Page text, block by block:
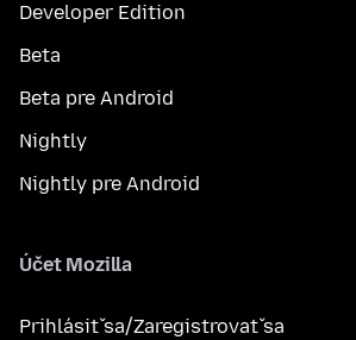
Developer Edition
Beta
Beta pre Android
Nightly
Nightly pre Android
Účet Mozilla
Prihlásiť sa/Zaregistrovať sa